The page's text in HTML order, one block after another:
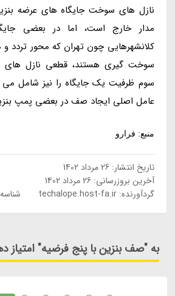
نازل های سوخت جایگاه های عرضه
مدار خارج است، اما در بعضی
کلانشهرهایی چون تهران که محور تردد و
سوخت گیری هستند، قطعی نازل
سوم ظرفیت یک جایگاه را نیز شامل
عامل اصلی ایجاد صف در بعضی پمپ
منبع: فرارو
تاریخ انتشار: 26 مرداد 1402
آخرین بروزرسانی: 26 مرداد 1402
گردآورنده:techalope.host-fa.ir شناسه
به "صف بنزین با پنج فرضیه" امتیاز